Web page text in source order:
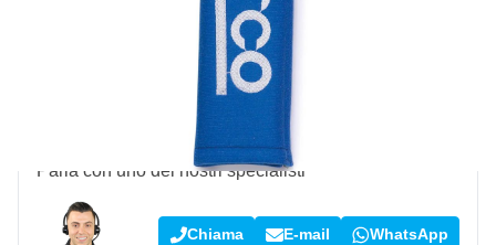
da 150,- €
per resi & cambi
Recensioni dei clienti:
4,58/5(7.072 recensioni)
Domanda su questo prodotto?
Parla con uno dei nostri specialisti
Chiama E-mail WhatsApp